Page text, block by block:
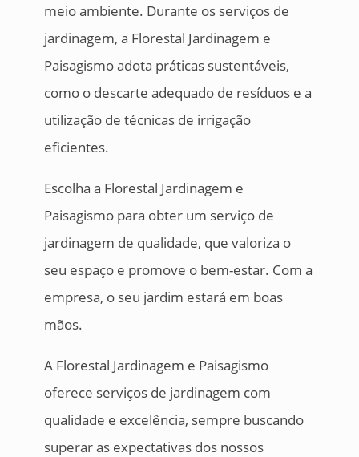
meio ambiente. Durante os serviços de
jardinagem, a Florestal Jardinagem e
Paisagismo adota práticas sustentáveis,
como o descarte adequado de resíduos e a
utilização de técnicas de irrigação
eficientes.
Escolha a Florestal Jardinagem e
Paisagismo para obter um serviço de
jardinagem de qualidade, que valoriza o
seu espaço e promove o bem-estar. Com a
empresa, o seu jardim estará em boas
mãos.
A Florestal Jardinagem e Paisagismo
oferece serviços de jardinagem com
qualidade e excelência, sempre buscando
superar as expectativas dos nossos